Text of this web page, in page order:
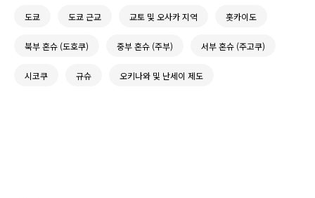
도쿄 도쿄 근교 교토 및 오사카 지역 홋카이도
북부 혼슈 (도호쿠) 중부 혼슈 (주부) 서부 혼슈 (주고쿠)
시코쿠 규슈 오키나와 및 난세이 제도